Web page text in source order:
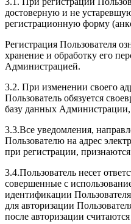
достоверную и не
регистрационную форму
Регистрация Пользователя
хранение и обработку его
Администрацией.
3.2. При изменении своего
Пользователь обязуется
базу данных Администрации,
3.3.Все уведомления,
Пользователю на адрес
при регистрации,
3.4.Пользователь несет
совершенные с
идентификации
для авторизации
после авторизации